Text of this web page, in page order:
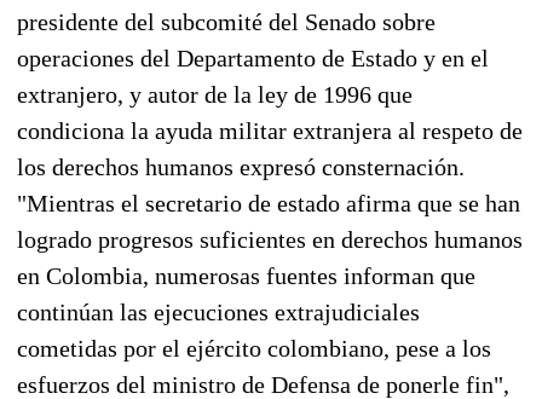
presidente del subcomité del Senado sobre
operaciones del Departamento de Estado y en el
extranjero, y autor de la ley de 1996 que
condiciona la ayuda militar extranjera al respeto de
los derechos humanos expresó consternación.
"Mientras el secretario de estado afirma que se han
logrado progresos suficientes en derechos humanos
en Colombia, numerosas fuentes informan que
continúan las ejecuciones extrajudiciales
cometidas por el ejército colombiano, pese a los
esfuerzos del ministro de Defensa de ponerle fin",